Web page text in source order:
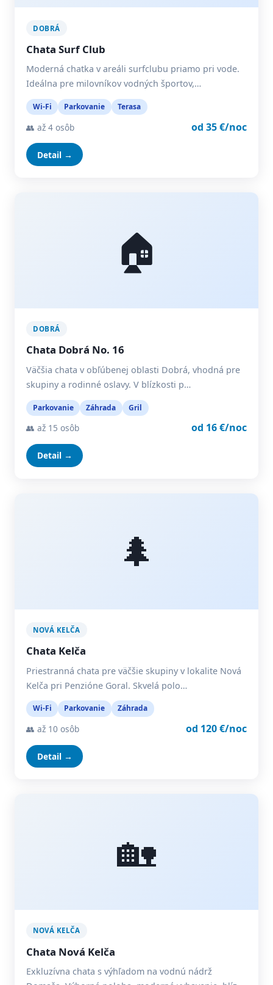
DOBRÁ
Chata Surf Club
Moderná chatka v areáli surfclubu priamo pri vode.
Ideálna pre milovníkov vodných športov,…
Wi-Fi Parkovanie Terasa
👥 až 4 osôb od 35 €/noc
Detail →
🏠
DOBRÁ
Chata Dobrá No. 16
Väčšia chata v obľúbenej oblasti Dobrá, vhodná pre
skupiny a rodinné oslavy. V blízkosti p…
Parkovanie Záhrada Gril
👥 až 15 osôb od 16 €/noc
Detail →
🌲
NOVÁ KELČA
Chata Kelča
Priestranná chata pre väčšie skupiny v lokalite Nová
Kelča pri Penzióne Goral. Skvelá polo…
Wi-Fi Parkovanie Záhrada
👥 až 10 osôb od 120 €/noc
Detail →
🏡
NOVÁ KELČA
Chata Nová Kelča
Exkluzívna chata s výhľadom na vodnú nádrž